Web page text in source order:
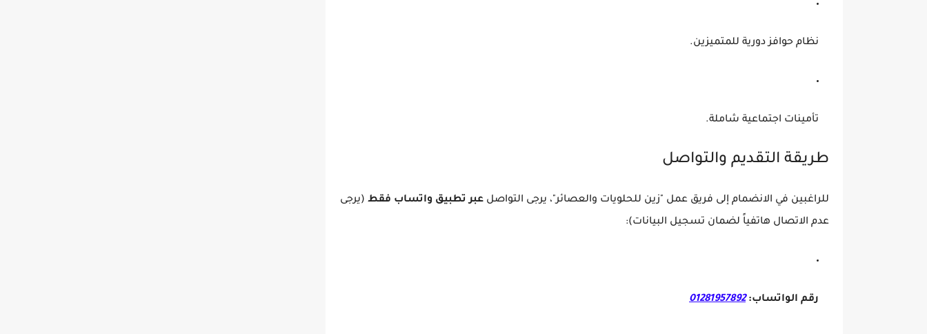
نظام حوافز دورية للمتميزين.
تأمينات اجتماعية شاملة.
طريقة التقديم والتواصل
للراغبين في الانضمام إلى فريق عمل "زين للحلويات والعصائر"، يرجى التواصل عبر تطبيق واتساب فقط (يرجى
عدم الاتصال هاتفياً لضمان تسجيل البيانات):
رقم الواتساب: 01281957892